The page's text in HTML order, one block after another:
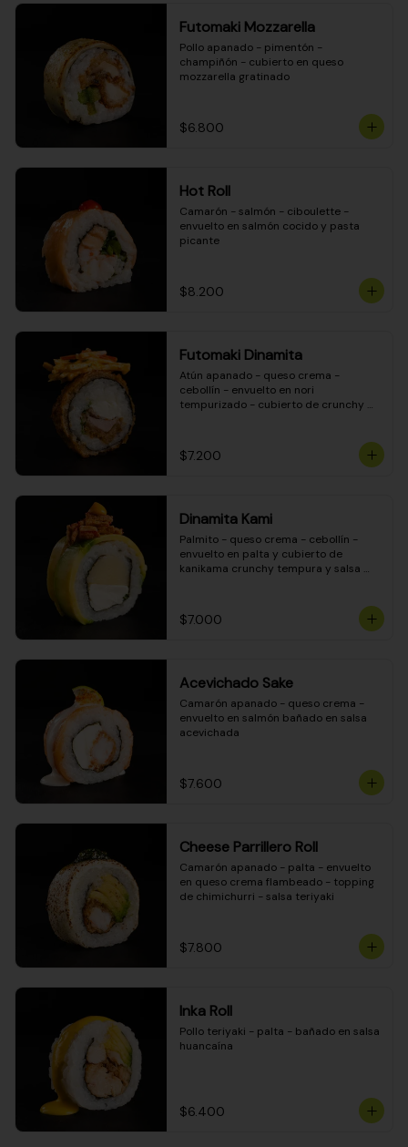
Futomaki Mozzarella
Pollo apanado - pimentón -
champiñón - cubierto en queso
mozzarella gratinado
$6.800
Hot Roll
Camarón - salmón - ciboulette -
envuelto en salmón cocido y pasta
picante
$8.200
Futomaki Dinamita
Atún apanado - queso crema -
cebollín - envuelto en nori
tempurizado - cubierto de crunchy
$7.200
Dinamita Kami
Palmito - queso crema - cebollín -
envuelto en palta y cubierto de
kanikama crunchy tempura y salsa
$7.000
Acevichado Sake
Camarón apanado - queso crema -
envuelto en salmón bañado en salsa
acevichada
$7.600
Cheese Parrillero Roll
Camarón apanado - palta - envuelto
en queso crema flambeado - topping
de chimichurri - salsa teriyaki
$7.800
Inka Roll
Pollo teriyaki - palta - bañado en salsa
huancaína
$6.400